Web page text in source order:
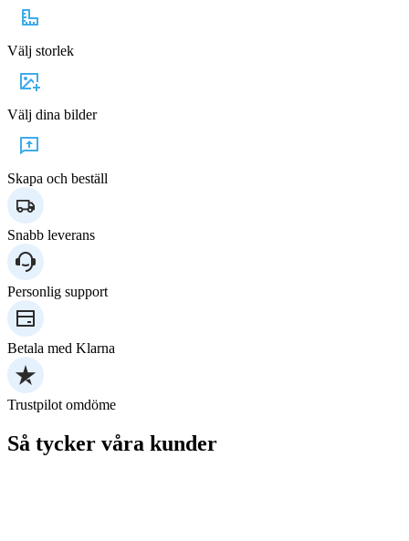
Välj storlek
Välj dina bilder
Skapa och beställ
Snabb leverans
Personlig support
Betala med Klarna
Trustpilot omdöme
Så tycker våra kunder